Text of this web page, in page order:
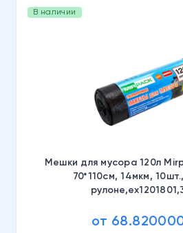
В наличии
Мешки для мусора 120л
70*110см, 14мкм,
от